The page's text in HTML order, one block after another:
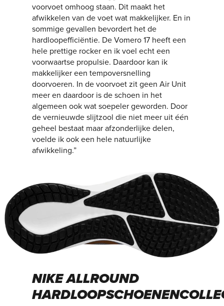
voorvoet omhoog staan. Dit maakt het
afwikkelen van de voet wat makkelijker. En in
sommige gevallen bevordert het de
hardloopefficiëntie. De Vomero 17 heeft een
hele prettige rocker en ik voel echt een
voorwaartse propulsie. Daardoor kan ik
makkelijker een tempoversnelling
doorvoeren. In de voorvoet zit geen Air Unit
meer en daardoor is de schoen in het
algemeen ook wat soepeler geworden. Door
de vernieuwde slijtzool die niet meer uit één
geheel bestaat maar afzonderlijke delen,
voelde ik ook een hele natuurlijke
afwikkeling.”
NIKE ALLROUND